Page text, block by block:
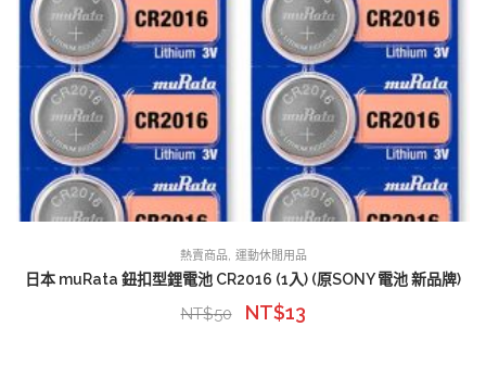
熱賣商品 運動休閒用品
日本 muRata 鈕扣型鋰電池 CR2016 (1入) (原SONY 電池 新品牌)
NT$50 NT$13